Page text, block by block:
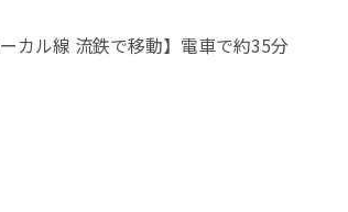
ーカル線 流鉄で移動】電車で約35分